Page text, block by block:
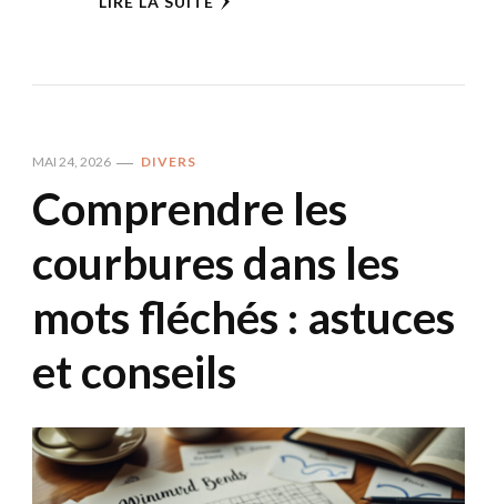
MAI 24, 2026 DIVERS
Comprendre les
courbures dans les
mots fléchés : astuces
et conseils